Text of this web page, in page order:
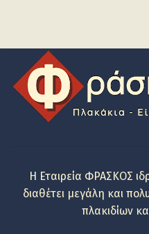
Η Εταιρεία ΦΡΑΣΚΟΣ
διαθέτει μεγάλη και
πλακιδίων